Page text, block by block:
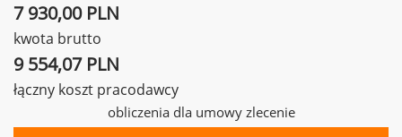
7 930,00 PLN
kwota brutto
9 554,07 PLN
łączny koszt pracodawcy
obliczenia dla umowy zlecenie